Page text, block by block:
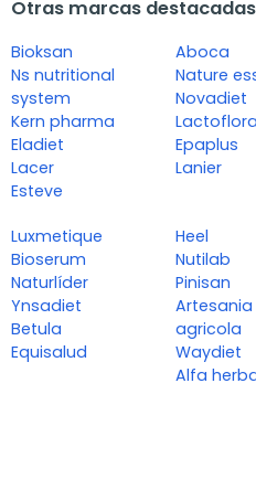
Otras marcas
Bioksan
Ns nutritional
system
Kern pharma
Eladiet
Lacer
Esteve
Aboca
Nature
Novadiet
Lactoflora
Epaplus
Lanier
Luxmetique
Bioserum
Naturlíder
Ynsadiet
Betula
Equisalud
Heel
Nutilab
Pinisan
Artesania
agricola
Waydiet
Alfa